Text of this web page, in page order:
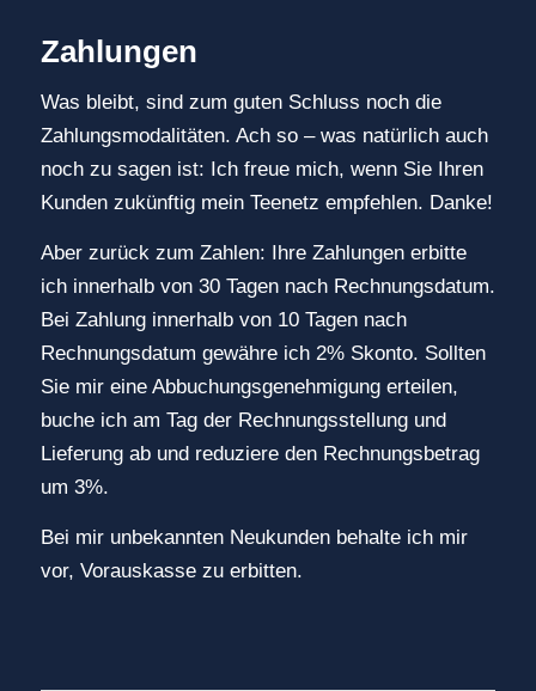
Zahlungen
Was bleibt, sind zum guten Schluss noch die
Zahlungsmodalitäten. Ach so – was natürlich auch
noch zu sagen ist: Ich freue mich, wenn Sie Ihren
Kunden zukünftig mein Teenetz empfehlen. Danke!
Aber zurück zum Zahlen: Ihre Zahlungen erbitte
ich innerhalb von 30 Tagen nach Rechnungsdatum.
Bei Zahlung innerhalb von 10 Tagen nach
Rechnungsdatum gewähre ich 2% Skonto. Sollten
Sie mir eine Abbuchungsgenehmigung erteilen,
buche ich am Tag der Rechnungsstellung und
Lieferung ab und reduziere den Rechnungsbetrag
um 3%.
Bei mir unbekannten Neukunden behalte ich mir
vor, Vorauskasse zu erbitten.